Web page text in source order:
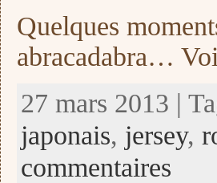
Quelques
abracadabra…
27 mars 2013 |
japonais, jersey,
commentaires